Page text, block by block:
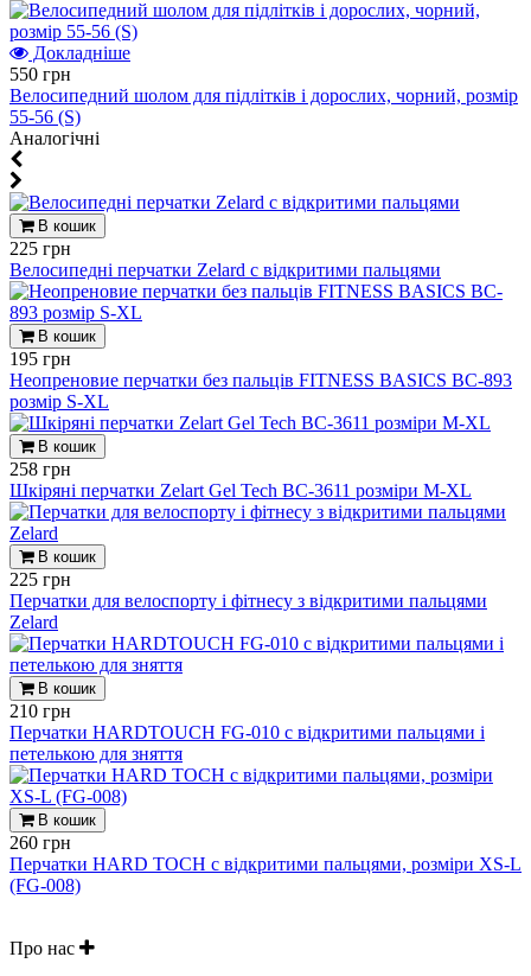
Докладніше
550 грн
Велосипедний шолом для підлітків і дорослих, чорний, розмір
55-56 (S)
Aналогічні
В кошик
225 грн
Велосипедні перчатки Zelard c відкритими пальцями
В кошик
195 грн
Неопреновие перчатки без пальців FITNESS BASICS BC-893
розмір S-XL
В кошик
258 грн
Шкіряні перчатки Zelart Gel Tech BC-3611 розміри M-XL
В кошик
225 грн
Перчатки для велоспорту і фітнесу з відкритими пальцями
Zelard
В кошик
210 грн
Перчатки HARDTOUCH FG-010 c відкритими пальцями і
петелькою для зняття
В кошик
260 грн
Перчатки HARD TOCH c відкритими пальцями, розміри XS-L
(FG-008)
Про нас